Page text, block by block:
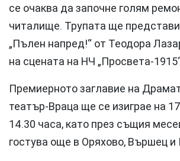
се очаква да започне голям
читалище. Трупата ще
„Пълен напред!“ от Теодора
на сцената на НЧ „Просвета-
Премиерното заглавие на
театър-Враца ще се изиграе на
14.30 часа, като през същия
гостува още в Оряхово, Вършец и